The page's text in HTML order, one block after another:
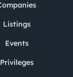
Listings
Events
Privileges